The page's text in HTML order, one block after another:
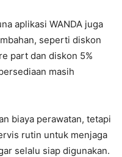
aplikasi WANDA juga
seperti diskon
part dan diskon 5%
masih
biaya perawatan, tetapi
rutin untuk menjaga
selalu siap digunakan.